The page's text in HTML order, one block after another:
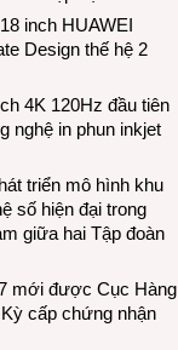
inch HUAWEI
Design thế hệ 2
4K 120Hz đầu tiên
nghệ in phun inkjet
triển mô hình khu
số hiện đại trong
giữa hai Tập đoàn
mới được Cục Hàng
cấp chứng nhận